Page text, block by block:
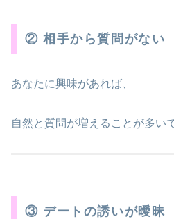
② 相手から質問がない
あなたに興味があれば、
自然と質問が増えることが多い
③ デートの誘いが曖昧